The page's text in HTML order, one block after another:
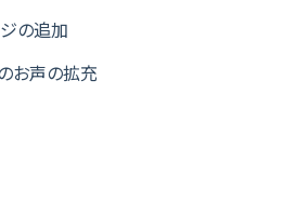
の追加
お声の拡充